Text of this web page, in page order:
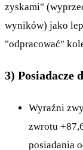
zyskami"
wyników) jako
"odpracować"
3) Posiadacze
Wyraźni
zwrotu
posiadania